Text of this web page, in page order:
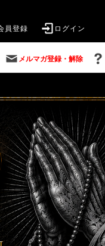
員登録 ログイン
メルマガ登録・解除